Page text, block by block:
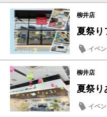
柳井店
夏祭
イベ
柳井店
夏祭り
イベ